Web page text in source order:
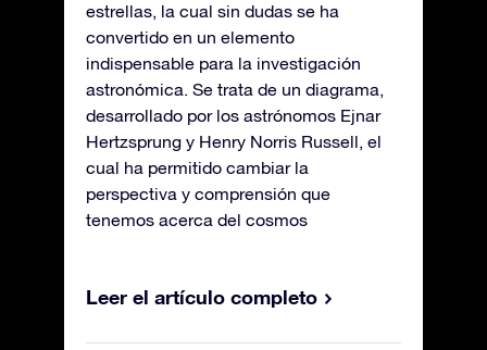
estrellas, la cual sin dudas se ha
convertido en un elemento
indispensable para la investigación
astronómica. Se trata de un diagrama,
desarrollado por los astrónomos Ejnar
Hertzsprung y Henry Norris Russell, el
cual ha permitido cambiar la
perspectiva y comprensión que
tenemos acerca del cosmos
Leer el artículo completo